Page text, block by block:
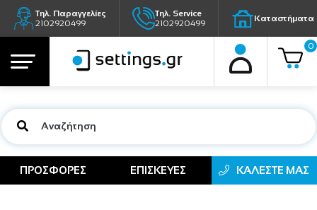
Τηλ. Παραγγελίες
2102920499
Τηλ. Service
2102920499
Καταστήματα
0
ΠΡΟΣΦΟΡΕΣ ΕΠΙΣΚΕΥΕΣ ΚΑΛΕΣΤΕ ΜΑΣ